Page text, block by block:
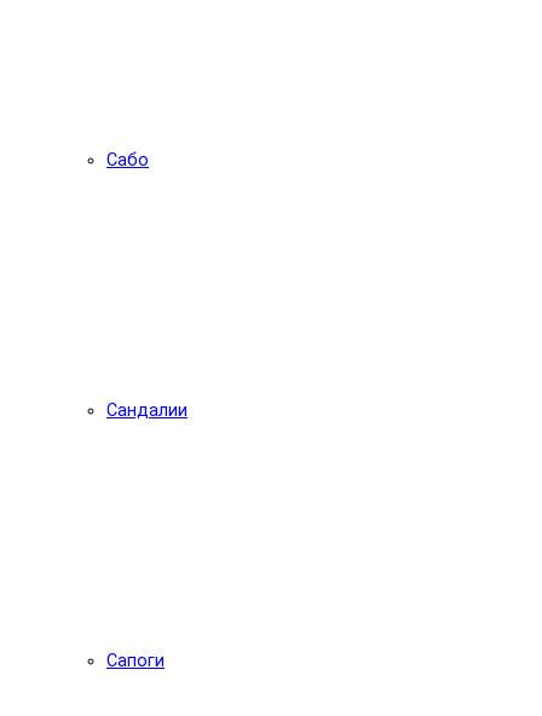
Сабо
Сандалии
Сапоги